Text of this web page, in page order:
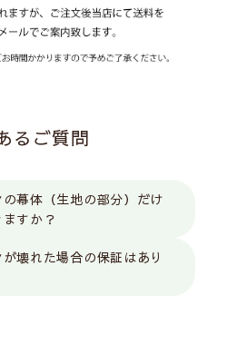
コード式（ひもタイ
プ）
ドラム式
コード式】
るご質問
幕体（生地の部分）だけ
すか？
壊れた場合の保証はあり